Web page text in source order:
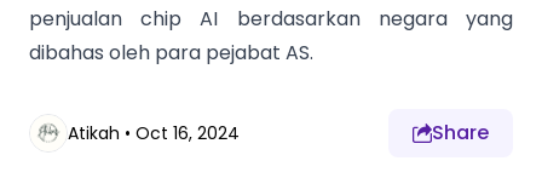
penjualan chip AI berdasarkan negara yang
dibahas oleh para pejabat AS.
Atikah • Oct 16, 2024 Share